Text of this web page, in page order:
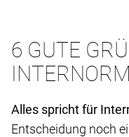
6 GUTE
Alles spricht für
Entscheidung noch